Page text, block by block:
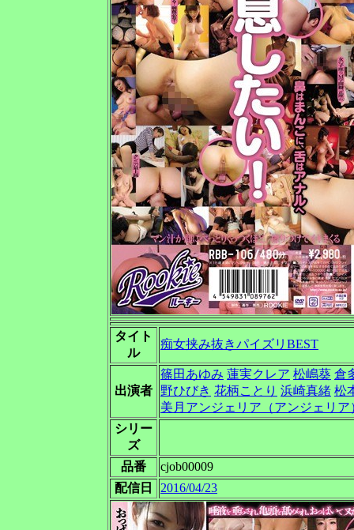
タイト
ル
痴女挟み抜きパイズリBEST
出演者
篠田あゆみ 蓮実クレア 松嶋葵 倉
野ひびき 花柄ことり 浜崎真緒 松
美月アンジェリア（アンジェリア
シリー
ズ
品番
cjob00009
配信日
2016/04/23